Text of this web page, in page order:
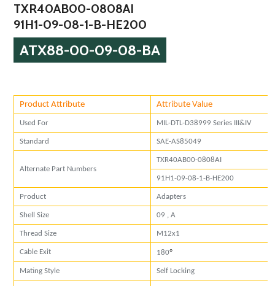
TXR40AB00-0808AI
91H1-09-08-1-B-HE200
ATX88-00-09-08-BA
Product Attribute Attribute Value
Used For MIL-DTL-D38999 Series III&IV
Standard SAE-AS85049
Alternate Part Numbers
TXR40AB00-0808AI
91H1-09-08-1-B-HE200
Product Adapters
Shell Size 09 , A
Thread Size M12x1
Cable Exit 180°
Mating Style Self Locking